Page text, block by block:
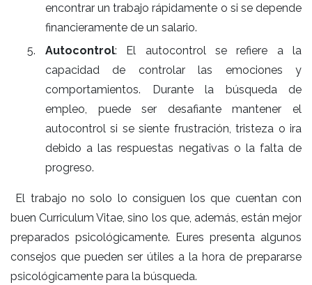
encontrar un trabajo rápidamente o si se depende
financieramente de un salario.
Autocontrol: El autocontrol se refiere a la
capacidad de controlar las emociones y
comportamientos. Durante la búsqueda de
empleo, puede ser desafiante mantener el
autocontrol si se siente frustración, tristeza o ira
debido a las respuestas negativas o la falta de
progreso.
El trabajo no solo lo consiguen los que cuentan con
buen Curriculum Vitae, sino los que, además, están mejor
preparados psicológicamente. Eures presenta algunos
consejos que pueden ser útiles a la hora de prepararse
psicológicamente para la búsqueda.